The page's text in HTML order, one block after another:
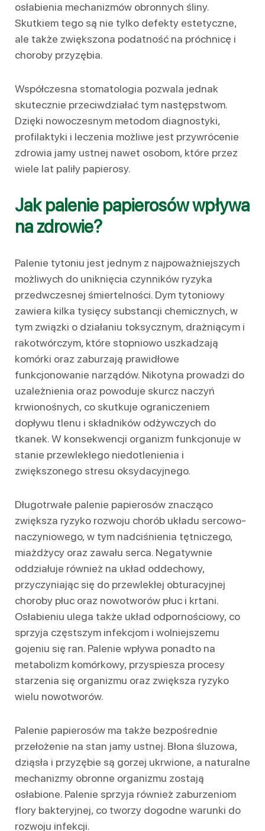
osłabienia mechanizmów obronnych śliny.
Skutkiem tego są nie tylko defekty estetyczne,
ale także zwiększona podatność na próchnicę i
choroby przyzębia.
Współczesna stomatologia pozwala jednak
skutecznie przeciwdziałać tym następstwom.
Dzięki nowoczesnym metodom diagnostyki,
profilaktyki i leczenia możliwe jest przywrócenie
zdrowia jamy ustnej nawet osobom, które przez
wiele lat paliły papierosy.
Jak palenie papierosów wpływa
na zdrowie?
Palenie tytoniu jest jednym z najpoważniejszych
możliwych do uniknięcia czynników ryzyka
przedwczesnej śmiertelności. Dym tytoniowy
zawiera kilka tysięcy substancji chemicznych, w
tym związki o działaniu toksycznym, drażniącym i
rakotwórczym, które stopniowo uszkadzają
komórki oraz zaburzają prawidłowe
funkcjonowanie narządów. Nikotyna prowadzi do
uzależnienia oraz powoduje skurcz naczyń
krwionośnych, co skutkuje ograniczeniem
dopływu tlenu i składników odżywczych do
tkanek. W konsekwencji organizm funkcjonuje w
stanie przewlekłego niedotlenienia i
zwiększonego stresu oksydacyjnego.
Długotrwałe palenie papierosów znacząco
zwiększa ryzyko rozwoju chorób układu sercowo-
naczyniowego, w tym nadciśnienia tętniczego,
miażdżycy oraz zawału serca. Negatywnie
oddziałuje również na układ oddechowy,
przyczyniając się do przewlekłej obturacyjnej
choroby płuc oraz nowotworów płuc i krtani.
Osłabieniu ulega także układ odpornościowy, co
sprzyja częstszym infekcjom i wolniejszemu
gojeniu się ran. Palenie wpływa ponadto na
metabolizm komórkowy, przyspiesza procesy
starzenia się organizmu oraz zwiększa ryzyko
wielu nowotworów.
Palenie papierosów ma także bezpośrednie
przełożenie na stan jamy ustnej. Błona śluzowa,
dziąsła i przyzębie są gorzej ukrwione, a naturalne
mechanizmy obronne organizmu zostają
osłabione. Palenie sprzyja również zaburzeniom
flory bakteryjnej, co tworzy dogodne warunki do
rozwoju infekcji.